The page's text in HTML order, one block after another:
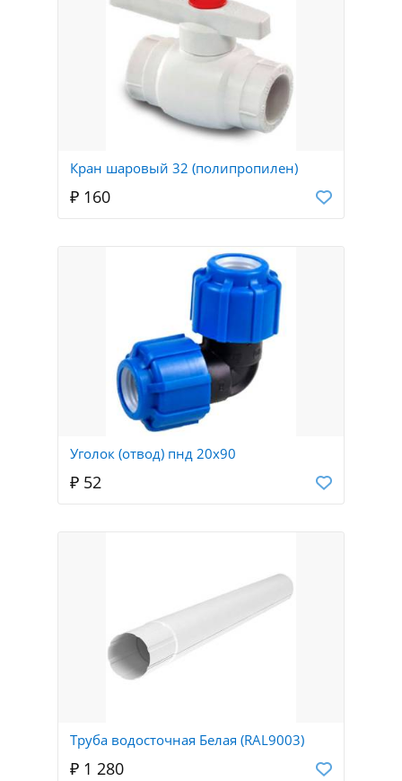
Кран шаровый 32 (полипропилен)
₽ 160
Уголок (отвод) пнд 20х90
₽ 52
Труба водосточная Белая (RAL9003)
₽ 1 280